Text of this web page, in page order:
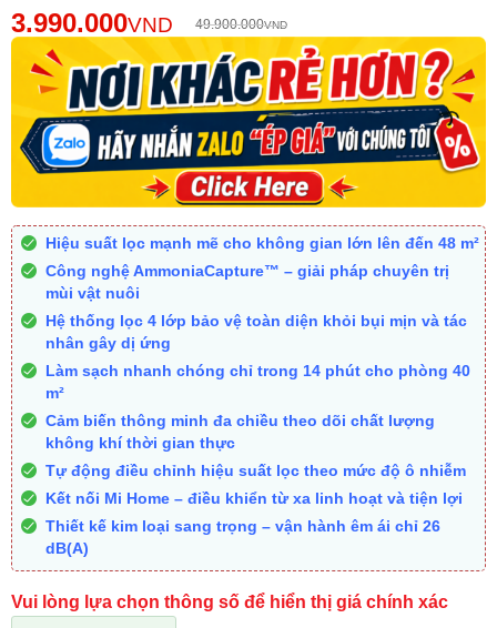
3.990.000VND 49.900.000VND
Hiệu suất lọc mạnh mẽ cho không gian lớn lên đến 48 m²
Công nghệ AmmoniaCapture™ – giải pháp chuyên trị
mùi vật nuôi
Hệ thống lọc 4 lớp bảo vệ toàn diện khỏi bụi mịn và tác
nhân gây dị ứng
Làm sạch nhanh chóng chỉ trong 14 phút cho phòng 40
m²
Cảm biến thông minh đa chiều theo dõi chất lượng
không khí thời gian thực
Tự động điều chỉnh hiệu suất lọc theo mức độ ô nhiễm
Kết nối Mi Home – điều khiển từ xa linh hoạt và tiện lợi
Thiết kế kim loại sang trọng – vận hành êm ái chỉ 26
dB(A)
Vui lòng lựa chọn thông số để hiển thị giá chính xác